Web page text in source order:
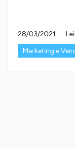
28/03/2021
Marketing e